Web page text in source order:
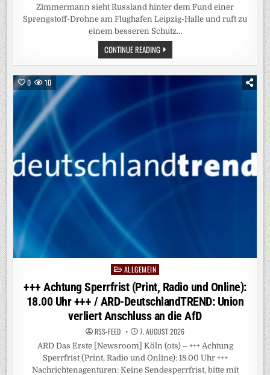
Zimmermann sieht Russland hinter dem Fund einer
Sprengstoff-Drohne am Flughafen Leipzig-Halle und ruft zu
einem besseren Schutz…
CONTINUE READINGSTRACK-
ZIMMERMANN
NENNT
URHEBER
DES
LEIPZIG
MAHNT
BESSEREN
SCHUTZ
DEUTSCHER
0 10
Posted
in
ALLGEMEIN
+++ Achtung Sperrfrist (Print, Radio und Online):
18.00 Uhr +++ / ARD-DeutschlandTREND: Union
verliert Anschluss an die AfD
RSS-FEED 7. AUGUST 2026
ARD Das Erste [Newsroom] Köln (ots) – +++ Achtung
Sperrfrist (Print, Radio und Online): 18.00 Uhr +++
Nachrichtenagenturen: Keine Sendesperrfrist, bitte mit